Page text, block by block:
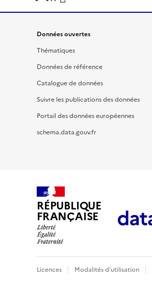
Données ouvertes
Thématiques
Données de référence
Catalogue de données
Suivre les publications des données
Portail des données européennes
schema.data.gouv.fr
RÉPUBLIQUE
FRANÇAISE
Licences Modalités d'utilisation